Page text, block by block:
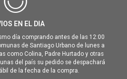
EN EL DIA
día comprando antes de las 12:00
de Santiago Urbano de lunes a
como Colina, Padre Hurtado y otras
del país su pedido se despachará
de la fecha de la compra.